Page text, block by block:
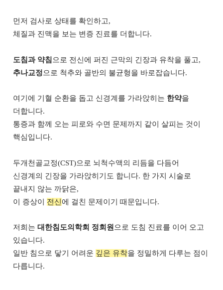
먼저 검사로 상태를 확인하고,
체질과 진맥을 보는 변증 진료를 더합니다.
도침과 약침 으로 전신에 퍼진 근막의 긴장과 유착을 풀고,
추나교정으로 척추와 골반의 불균형을 바로잡습니다.
여기에 기혈 순환을 돕고 신경계를 가라앉히는 한약을
더합니다.
통증과 함께 오는 피로와 수면 문제까지 같이 살피는 것이
핵심입니다.
두개천골교정(CST)으로 뇌척수액의 리듬을 다듬어
신경계의 긴장을 가라앉히기도 합니다. 한 가지 시술로
끝내지 않는 까닭은,
이 증상이 전신에 걸친 문제이기 때문입니다.
저희는 대한침도의학회 정회원 으로 도침 진료를 이어 오고
있습니다.
일반 침으로 닿기 어려운 깊은 유착을 정밀하게 다루는 점이
다릅니다.